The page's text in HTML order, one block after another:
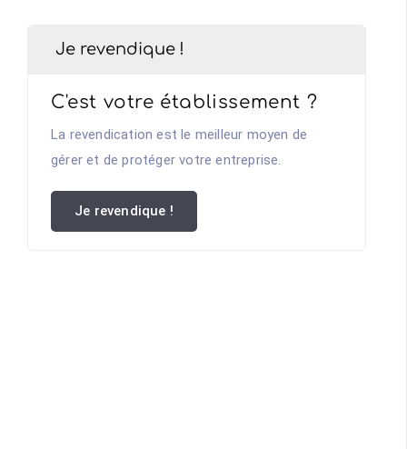
Je revendique !
C'est votre établissement ?
La revendication est le meilleur moyen de
gérer et de protéger votre entreprise.
Je revendique !